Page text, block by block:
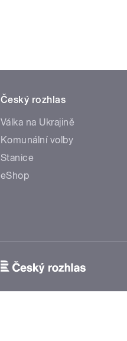
Český rozhlas
Válka na Ukrajině
Komunální volby
Stanice
eShop